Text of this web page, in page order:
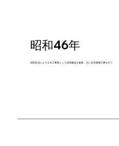
昭和46年
武田忠治により土木工事業として武田建設を創業。主に住宅基礎工事を行う